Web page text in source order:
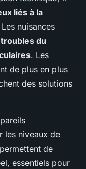
liés à la
nuisances
du
. Les
de plus en plus
des solutions
les niveaux de
de
essentiels pour